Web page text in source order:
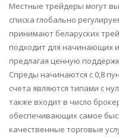
Местные трейдеры могут
списка глобально
принимают беларуских
подходит для начинающих
предлагая ценную
Спреды начинаются с 0,8
счета являются типами с
также входит в число
обеспечивающих самое
качественные торговые